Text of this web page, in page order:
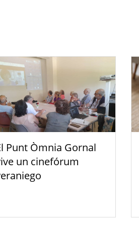
Punt Òmnia Gornal
un cinefórum